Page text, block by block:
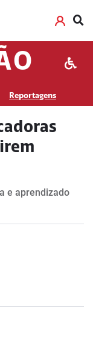
Reportagens
e aprendizado